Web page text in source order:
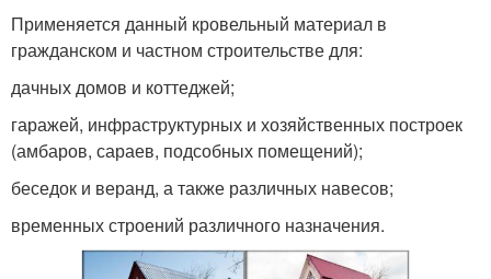
Применяется данный кровельный материал в
гражданском и частном строительстве для:
дачных домов и коттеджей;
гаражей, инфраструктурных и хозяйственных построек
(амбаров, сараев, подсобных помещений);
беседок и веранд, а также различных навесов;
временных строений различного назначения.